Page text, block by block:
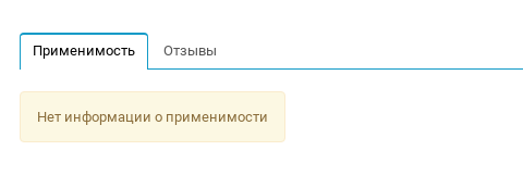
Применимость Отзывы
Нет информации о применимости